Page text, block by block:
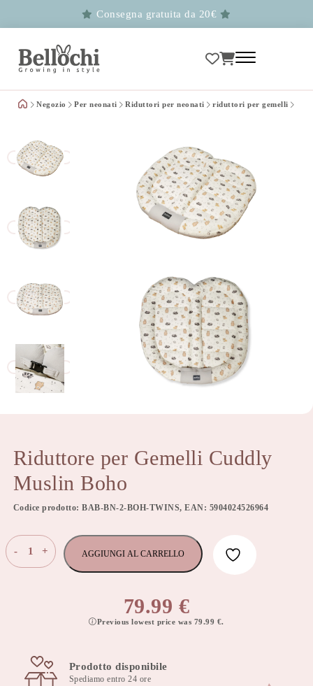
Consegna gratuita da 20€
Negozio Per neonati Riduttori per neonati riduttori per gemelli
Riduttore per Gemelli Cuddly
Muslin Boho
Codice prodotto: BAB-BN-2-BOH-TWINS, EAN: 5904024526964
-
Riduttore
+ AGGIUNGI AL CARRELLO
79.99 €
Previous lowest price was 79.99 €.
Prodotto disponibile
Spediamo entro 24 ore